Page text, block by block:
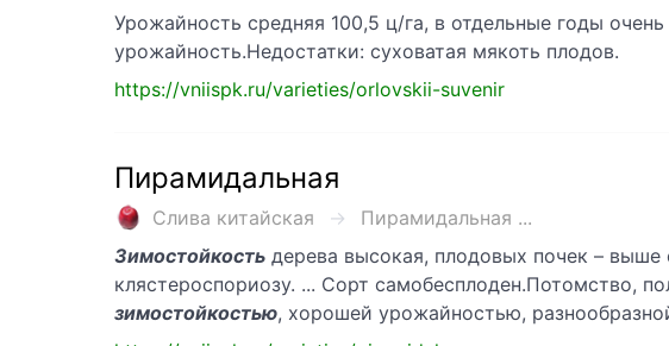
Урожайность средняя 100,5 ц/га, в отдельные годы
урожайность.Недостатки: суховатая мякоть плодов.
https://vniispk.ru/varieties/orlovskii-suvenir
Пирамидальная
Слива китайская
Пирамидальная ...
Зимостойкость дерева высокая, плодовых почек –
клястероспориозу. ... Сорт самобесплоден.Потомство,
зимостойкостью, хорошей урожайностью,